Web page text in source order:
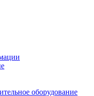
оборудование